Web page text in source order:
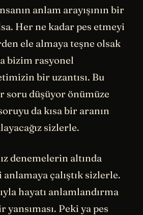
anlam arayışının bir
Her ne kadar pes etmeyi
ele almaya teşne olsak
bizim rasyonel
bir uzantısı. Bu
soru düşüyor önümüze
da kısa bir aranın
sizlerle.
denemelerin altında
çalıştık sizlerle.
hayatı anlamlandırma
yansıması. Peki ya pes